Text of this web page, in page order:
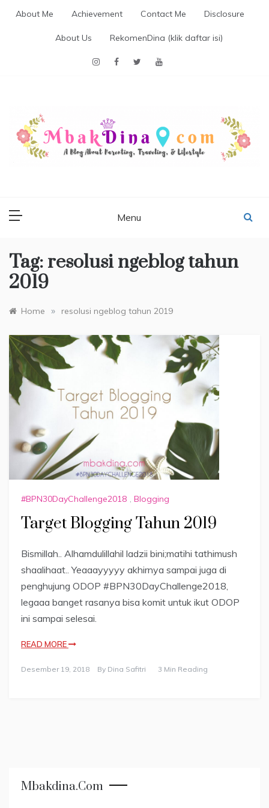
About Me Achievement Contact Me Disclosure
About Us RekomenDina (klik daftar isi)
Menu
Tag: resolusi ngeblog tahun
2019
Home » resolusi ngeblog tahun 2019
#BPN30DayChallenge2018 , Blogging
Target Blogging Tahun 2019
Bismillah.. Alhamdulillahil ladzii bini;matihi tathimush
shaalihaat.. Yeaaayyyyy akhirnya sampai juga di
penghujung ODOP #BPN30DayChallenge2018,
legaaa banget rasanya bisa komit untuk ikut ODOP
ini sampai selesai.
READ MORE
Desember 19, 2018 By Dina Safitri 3 Min Reading
Mbakdina.com